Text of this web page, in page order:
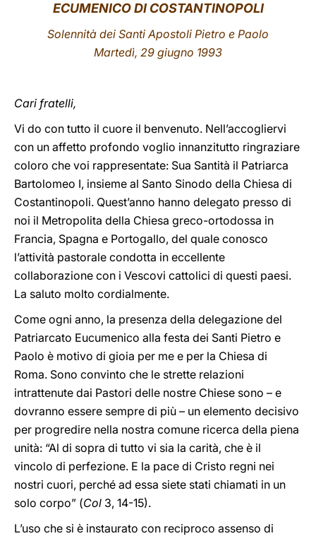
LATINE
ECUMENICO DI COSTANTINOPOLI
Solennità dei Santi Apostoli Pietro e Paolo
Martedì, 29 giugno 1993
Cari fratelli,
Vi do con tutto il cuore il benvenuto. Nell’accogliervi
con un affetto profondo voglio innanzitutto ringraziare
coloro che voi rappresentate: Sua Santità il Patriarca
Bartolomeo I, insieme al Santo Sinodo della Chiesa di
Costantinopoli. Quest’anno hanno delegato presso di
noi il Metropolita della Chiesa greco-ortodossa in
Francia, Spagna e Portogallo, del quale conosco
l’attività pastorale condotta in eccellente
collaborazione con i Vescovi cattolici di questi paesi.
La saluto molto cordialmente.
Come ogni anno, la presenza della delegazione del
Patriarcato Eucumenico alla festa dei Santi Pietro e
Paolo è motivo di gioia per me e per la Chiesa di
Roma. Sono convinto che le strette relazioni
intrattenute dai Pastori delle nostre Chiese sono – e
dovranno essere sempre di più – un elemento decisivo
per progredire nella nostra comune ricerca della piena
unità: “Al di sopra di tutto vi sia la carità, che è il
vincolo di perfezione. E la pace di Cristo regni nei
nostri cuori, perché ad essa siete stati chiamati in un
solo corpo” (Col 3, 14-15).
L’uso che si è instaurato con reciproco assenso di